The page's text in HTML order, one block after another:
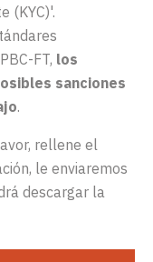
(KYC)'.
FT, los
sanciones
.
rellene el
le enviaremos
descargar la